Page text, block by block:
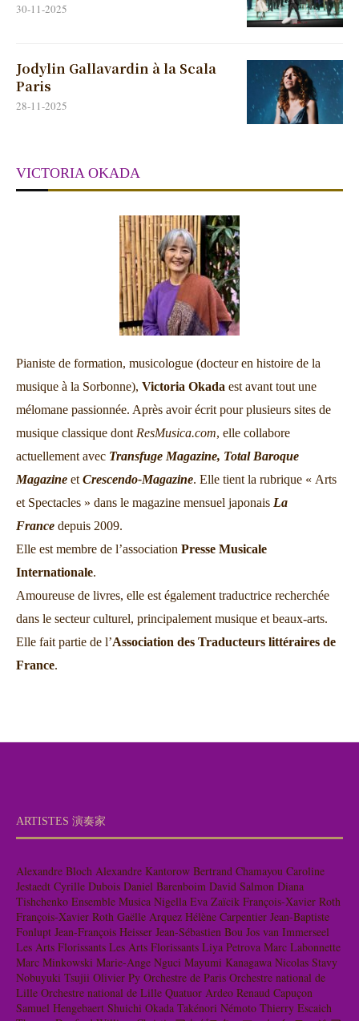
30-11-2025
Jodylin Gallavardin à la Scala
Paris
28-11-2025
VICTORIA OKADA
Pianiste de formation, musicologue (docteur en histoire de la
musique à la Sorbonne), Victoria Okada est avant tout une
mélomane passionnée. Après avoir écrit pour plusieurs sites de
musique classique dont ResMusica.com, elle collabore
actuellement avec Transfuge Magazine, Total Baroque
Magazine et Crescendo-Magazine. Elle tient la rubrique « Arts
et Spectacles » dans le magazine mensuel japonais La
France depuis 2009.
Elle est membre de l’association Presse Musicale
Internationale.
Amoureuse de livres, elle est également traductrice recherchée
dans le secteur culturel, principalement musique et beaux-arts.
Elle fait partie de l’Association des Traducteurs littéraires de
France.
ARTISTES 演奏家
Alexandre Bloch Alexandre Kantorow Bertrand Chamayou Caroline
Jestaedt Cyrille Dubois Daniel Barenboim David Salmon Diana
Tishchenko Ensemble Musica Nigella Eva Zaïcik François-Xavier Roth
François-Xavier Roth Gaëlle Arquez Hélène Carpentier Jean-Baptiste
Fonlupt Jean-François Heisser Jean-Sébastien Bou Jos van Immerseel
Les Arts Florissants Les Arts Florissants Liya Petrova Marc Labonnette
Marc Minkowski Marie-Ange Nguci Mayumi Kanagawa Nicolas Stavy
Nobuyuki Tsujii Olivier Py Orchestre de Paris Orchestre national de
Lille Orchestre national de Lille Quatuor Ardeo Renaud Capuçon
Samuel Hengebaert Shuichi Okada Takénori Némoto Thierry Escaich